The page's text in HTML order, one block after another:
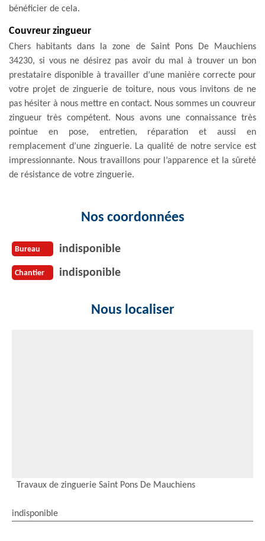
bénéficier de cela.
Couvreur zingueur
Chers habitants dans la zone de Saint Pons De Mauchiens
34230, si vous ne désirez pas avoir du mal à trouver un bon
prestataire disponible à travailler d’une manière correcte pour
votre projet de zinguerie de toiture, nous vous invitons de ne
pas hésiter à nous mettre en contact. Nous sommes un couvreur
zingueur très compétent. Nous avons une connaissance très
pointue en pose, entretien, réparation et aussi en
remplacement d’une zinguerie. La qualité de notre service est
impressionnante. Nous travaillons pour l’apparence et la sûreté
de résistance de votre zinguerie.
Nos coordonnées
Bureau indisponible
Chantier indisponible
Nous localiser
Travaux de zinguerie Saint Pons De Mauchiens
indisponible